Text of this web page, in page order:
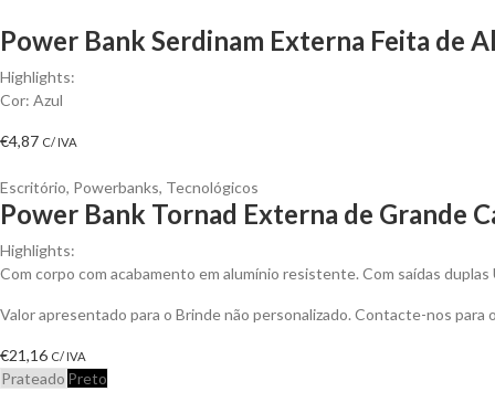
Power Bank Serdinam Externa Feita de
Highlights:
Cor: Azul
€4,87 C/ IVA
Escritório, Powerbanks, Tecnológicos
Power Bank Tornad Externa de Grande
Highlights:
Com corpo com acabamento em alumínio resistente. Com saídas duplas
Valor apresentado para o Brinde não personalizado. Contacte-nos
€21,16 C/ IVA
Prateado Preto